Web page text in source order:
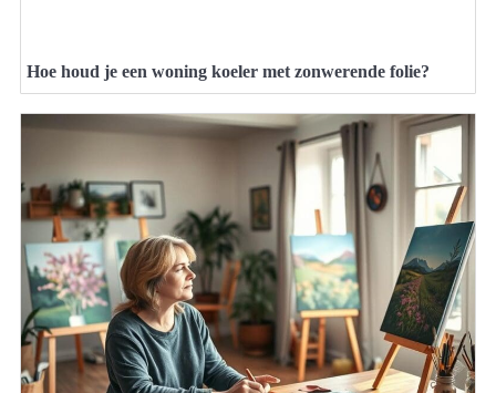
Hoe houd je een woning koeler met zonwerende folie?